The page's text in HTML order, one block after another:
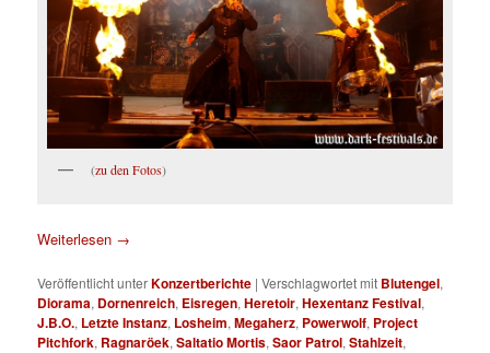
(zu den Fotos)
Weiterlesen →
Veröffentlicht unterKonzertberichte |Verschlagwortet mit Blutengel,
Diorama, Dornenreich, Eisregen,Heretoir,Hexentanz Festival,
J.B.O., Letzte Instanz, Losheim,Megaherz, Powerwolf, Project
Pitchfork, Ragnaröek,Saltatio Mortis,Saor Patrol,Stahlzeit,